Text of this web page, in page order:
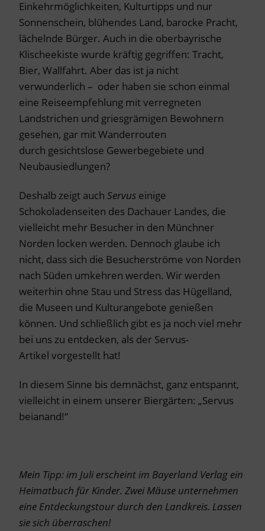
Einkehrmöglichkeiten, Kulturtipps und nur
Sonnenschein, blühendes Land, barocke Pracht,
lächelnde Bürger. Auch in die oberbayrische
Klischeekiste wurde kräftig gegriffen: Tracht,
Bier, Wallfahrt. Aber das ist ja nicht
verwunderlich – oder haben sie schon einmal
eine Reiseempfehlung mit verregneten
Landstrichen und griesgrämigen Bewohnern
gesehen, gar mit Wanderrouten
durch gesichtslose Gewerbegebiete und
Neubausiedlungen?
Deshalb zeigt auch Servus einige
Schokoladenseiten des Dachauer Landes, die
vielleicht mehr Besucher in den Münchner
Norden locken werden. Dennoch glaube ich
nicht, dass sich die Besucherströme von Norden
nach Süden umkehren werden. Wir werden
weiterhin ohne Stau und Stress das Hügelland,
die Museen und Kulturangebote genießen
können. Und schließlich gibt es ja noch viel mehr
bei uns zu entdecken, als der Servus-
Artikel vorgestellt hat!
In diesem Sinne bis demnächst, ganz entspannt,
vielleicht in einem unserer Biergärten: „Servus
beianand!“
Mein Tipp: im Juli erscheint im Bayerland Verlag ein
Heimatbuch für Kinder. Zwei Mäuse unternehmen
eine Entdeckungstour durch den Landkreis. Lassen
sie sich überraschen!